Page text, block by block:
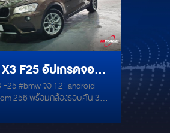
F25 อัปเกรดจอ
อยด์แบบตั้ง 12 นิ้ว
จอ 12" android
256 พร้อมกล้องรอบคัน 360
อียด ระบบปฏิบัติการ